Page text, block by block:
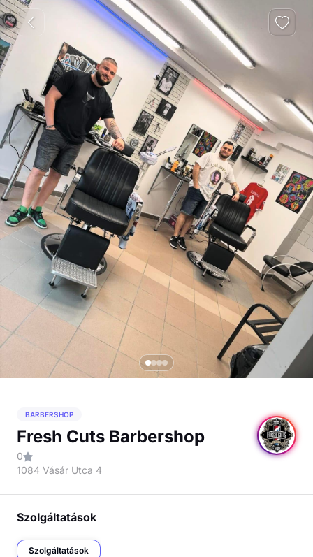
BARBERSHOP
Fresh Cuts Barbershop
0
1084 Vásár Utca 4
Szolgáltatások
Szolgáltatások